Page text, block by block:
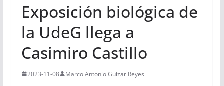
Exposición biológica de
la UdeG llega a
Casimiro Castillo
2023-11-08 Marco Antonio Guizar Reyes